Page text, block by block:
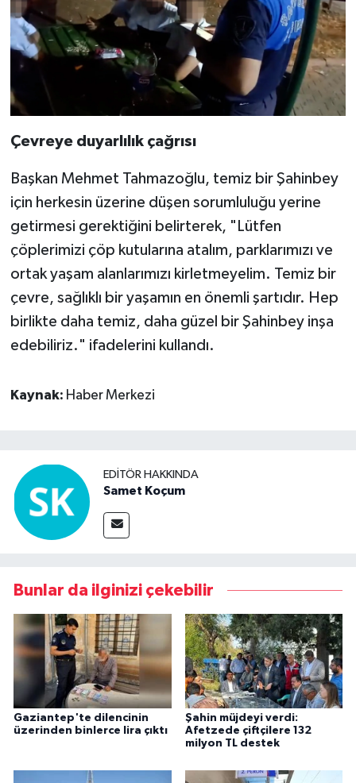
Çevreye duyarlılık çağrısı
Başkan Mehmet Tahmazoğlu, temiz bir Şahinbey
için herkesin üzerine düşen sorumluluğu yerine
getirmesi gerektiğini belirterek, "Lütfen
çöplerimizi çöp kutularına atalım, parklarımızı ve
ortak yaşam alanlarımızı kirletmeyelim. Temiz bir
çevre, sağlıklı bir yaşamın en önemli şartıdır. Hep
birlikte daha temiz, daha güzel bir Şahinbey inşa
edebiliriz." ifadelerini kullandı.
Kaynak: Haber Merkezi
EDITÖR HAKKINDA
Samet Koçum
Bunlar da ilginizi çekebilir
Gaziantep'te dilencinin
üzerinden binlerce lira çıktı
Şahin müjdeyi verdi:
Afetzede çiftçilere 132
milyon TL destek